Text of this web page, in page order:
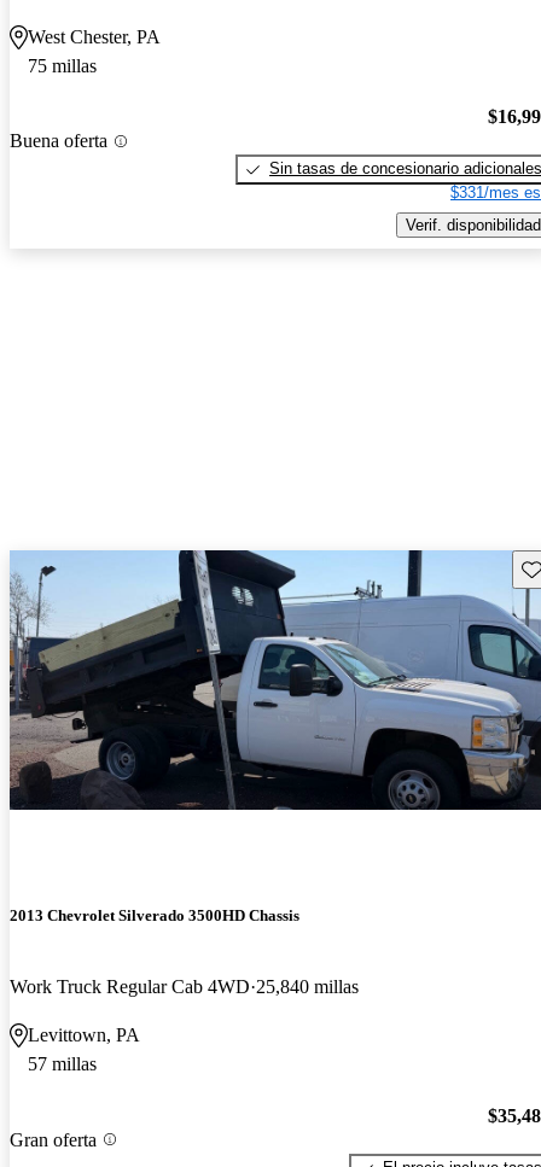
West Chester, PA
75 millas
Buena oferta
Sin tasas de concesionario adicionales
$331/mes
Verif. disponibilidad
2013 Chevrolet Silverado 3500HD Chassis
Work Truck Regular Cab 4WD 25,840 millas
Levittown, PA
57 millas
Gran oferta